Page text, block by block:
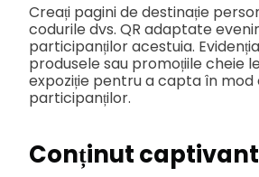
Creați pagini de destinație
codurile dvs. QR adaptate
participanților acestuia.
produsele sau promoțiile cheie
expoziție pentru a capta în
participanților.
Conținut captivant